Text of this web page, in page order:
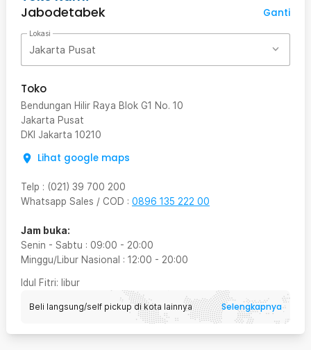
Jabodetabek
Ganti
Lokasi
Jakarta Pusat
Toko
Bendungan Hilir Raya Blok G1 No. 10
Jakarta Pusat
DKI Jakarta 10210
Lihat google maps
Telp : (021) 39 700 200
Whatsapp Sales / COD : 0896 135 222 00
Jam buka:
Senin - Sabtu : 09:00 - 20:00
Minggu/Libur Nasional : 12:00 - 20:00
Idul Fitri: libur
Beli langsung/self pickup di kota lainnya Selengkapnya